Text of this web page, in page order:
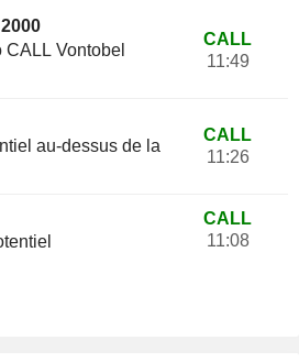
Vontobel
CALL
11:49
au-dessus de la
CALL
11:26
CALL
11:08